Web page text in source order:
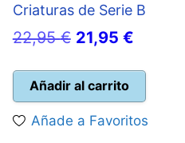
Criaturas de Serie B
22,95€ El
original
era:
22,95 €.
21,95 €El
es:
21,95
Añadir al carrito
Añade a Favoritos